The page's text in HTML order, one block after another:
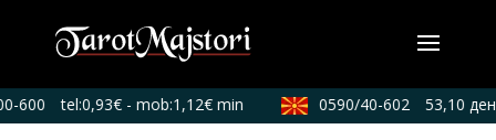
600 tel:0,93€ - mob:1,12€ min 0590/40-602 53,10